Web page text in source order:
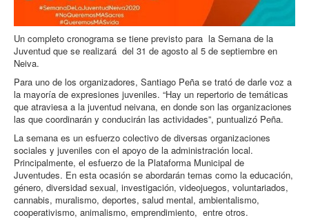
Un completo cronograma se tiene previsto para la Semana de la
Juventud que se realizará del 31 de agosto al 5 de septiembre en
Neiva.
Para uno de los organizadores, Santiago Peña se trató de darle voz a
la mayoría de expresiones juveniles. “Hay un repertorio de temáticas
que atraviesa a la juventud neivana, en donde son las organizaciones
las que coordinarán y conducirán las actividades”, puntualizó Peña.
La semana es un esfuerzo colectivo de diversas organizaciones
sociales y juveniles con el apoyo de la administración local.
Principalmente, el esfuerzo de la Plataforma Municipal de
Juventudes. En esta ocasión se abordarán temas como la educación,
género, diversidad sexual, investigación, videojuegos, voluntariados,
cannabis, muralismo, deportes, salud mental, ambientalismo,
cooperativismo, animalismo, emprendimiento, entre otros.